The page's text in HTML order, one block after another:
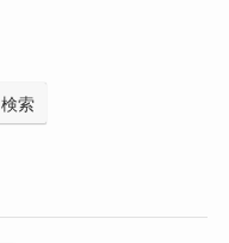
検索